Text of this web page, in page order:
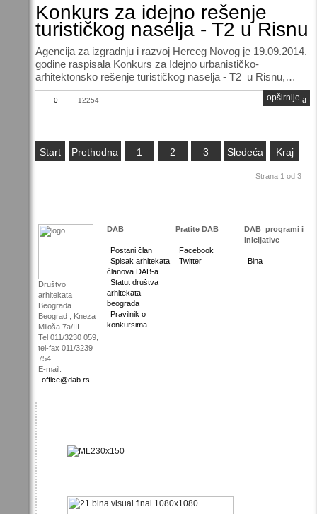
Konkurs za idejno rešenje
turističkog naselja - T2 u Risnu
Agencija za izgradnju i razvoj Herceg Novog je 19.09.2014.
godine raspisala Konkurs za Idejno urbanističko-
arhitektonsko rešenje turističkog naselja - T2 u Risnu,…
0 12254 opširnije
Start Prethodna 1 2 3 Sledeća Kraj
Strana 1 od 3
Društvo
arhitekata
Beograda
Beograd , Kneza
Miloša 7a/III
Tel 011/3230 059,
tel-fax 011/3239
754
E-mail:
office@dab.rs
DAB
Postani član
Spisak arhitekata
članova DAB-a
Statut društva
arhitekata
beograda
Pravilnik o
konkursima
Pratite DAB
Facebook
Twitter
DAB programi i
inicijative
Bina